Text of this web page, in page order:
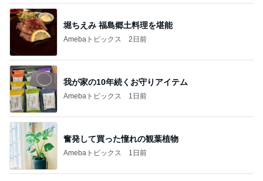
堀ちえみ 福島郷土料理を堪能
Amebaトピックス 2日前
我が家の10年続くお守りアイテム
Amebaトピックス 1日前
奮発して買った憧れの観葉植物
Amebaトピックス 1日前